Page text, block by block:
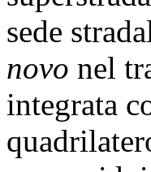
sede
novo nel
integrata